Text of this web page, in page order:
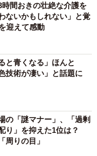
間おきの壮絶な介護を
いかもしれない」と覚
迎えて感動
と青くなる」ほんと
技術が凄い」と話題に
の「謎マナー」、「過剰
り」を抑えた1位は？
周りの目」